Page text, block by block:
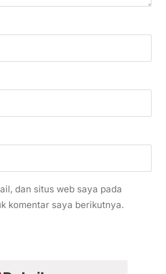
dan situs web saya pada
komentar saya berikutnya.